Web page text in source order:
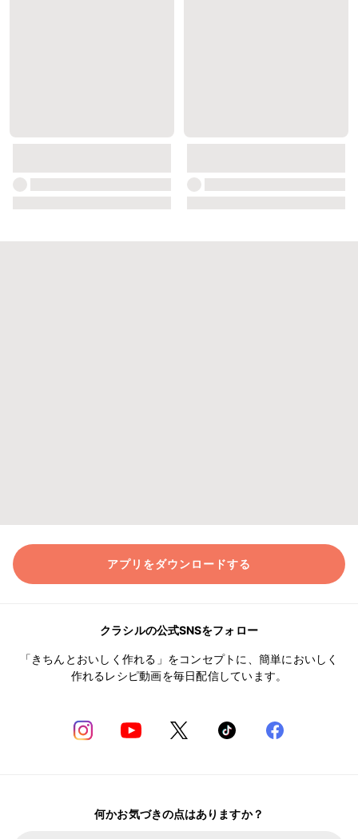
アプリをダウンロードする
クラシルの公式SNSをフォロー
「きちんとおいしく作れる」をコンセプトに、簡単においしく
作れるレシピ動画を毎日配信しています。
何かお気づきの点はありますか？